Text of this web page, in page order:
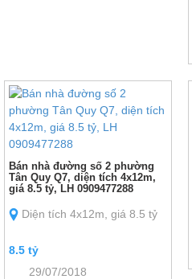
Bán nhà đường số 2 phường
Tân Quy Q7, diện tích 4x12m,
giá 8.5 tỷ, LH 0909477288
Diện tích 4x12m, giá 8.5 tỷ
8.5 tỷ
29/07/2018